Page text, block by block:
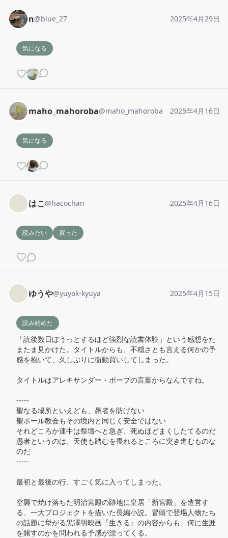
n@blue_27 2025年4月29日
気になる
maho_mahoroba@maho_mahoroba 2025年4月16日
気になる
はこ@hacochan 2025年4月16日
読みたい 買った
ゆうや@yuyak-kyuya 2025年4月15日
読み始めた
「読後数日ぼうっとするほど強烈な読書体験」という感想をた
またま見かけた。タイトルからも、不穏さとも言える何かの予
感を抱いて、久しぶりに衝動買いしてしまった。
タイトルはアレキサンダー・ポープの言葉からなんですね。
-----
聖なる場所といえども、愚者を防げない
聖ポール教会もその境内と同じく安全ではない
それどころか連中は祭壇へと急ぎ、死ぬほどまくしたてるのだ
愚者というのは、天使も踏むを畏れるところに突き進むものな
のだ
-----
最初と最後の行、すごく気に入ってしまった。
空襲で焼け落ちた明治宮殿の跡地に皇居「新宮殿」を造営す
る、一大プロジェクトを描いた長編小説。冒頭で登場人物たち
の話題に挙がる黒澤明映画『生きる』の内容からも、何に生涯
を賭すのかを問われる予感が漂ってくる。